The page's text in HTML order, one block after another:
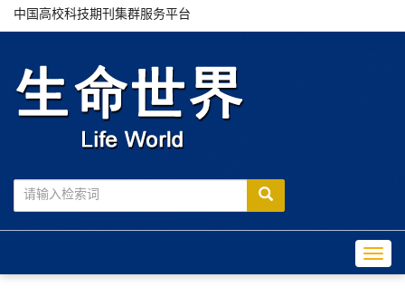
中国高校科技期刊集群服务平台